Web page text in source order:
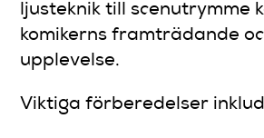
ljusteknik till scenutrymme
komikerns framträdande
upplevelse.
Viktiga förberedelser